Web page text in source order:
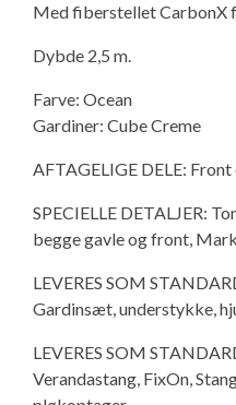
Isabella fortelte til
Isabella
Cookie &
GPDR - KG
Med fiberstellet CarbonX
Dybde 2,5 m.
Farve: Ocean
Gardiner: Cube Creme
AFTAGELIGE DELE:
SPECIELLE DETALJER:
begge gavle og front,
LEVERES SOM
Gardinsæt, understykke,
LEVERES SOM
Verandastang, FixOn,